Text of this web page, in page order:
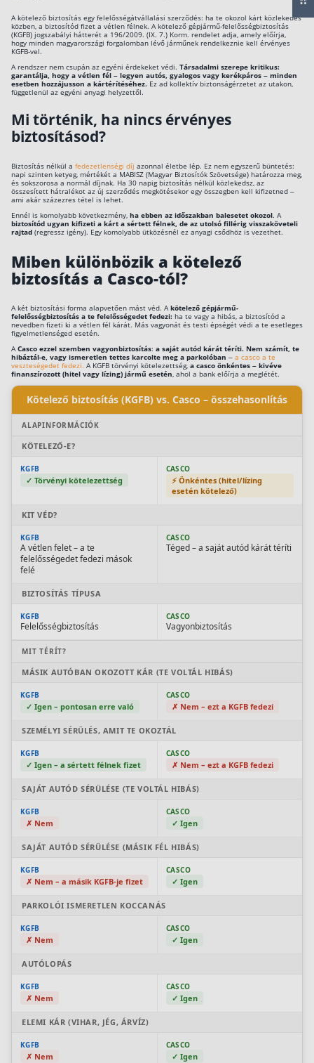
Blog
Euróalapú megtakarításos életbiztosítás
Vegyes életbiztosítás
Egészségbiztosítás
Egészségbiztosítás cégeknek
Magán egészségbiztosítás 💊
Betegbiztosítás
Egészségpénztár – Spórolj évi akár 150 ezer
Egészségbiztosítás kalkulátor
Állampapír
Legjobb befektetés
Részvény vásárlás
Befektetési alapok
TBSZ számla
Gyermek megtakarítás
Babakötvény kisokos 👶
Hitel
Babaváró hitel
Vagyonbiztosítások
Casco
Utasbiztosítás
Lakásbiztosítás útmutató – Hogyan válassz?
Lakásbiztosítás: válaszok az 50 leggyakoribb
kérdésre
Minősített Fogyasztóbarát Otthonbiztosítás
A kötelező biztosítás egy felelősségátvállalási szerződés: ha te okozol kárt közlekedés
közben, a biztosítód fizet a vétlen félnek. A kötelező gépjármű-felelősségbiztosítás
(KGFB) jogszabályi hátterét a 196/2009. (IX. 7.) Korm. rendelet adja, amely előírja,
hogy minden magyarországi forgalomban lévő járműnek rendelkeznie kell érvényes
KGFB-vel.
A rendszer nem csupán az egyéni érdekeket védi. Társadalmi szerepe kritikus:
garantálja, hogy a vétlen fél – legyen autós, gyalogos vagy kerékpáros – minden
esetben hozzájusson a kártérítéséhez. Ez ad kollektív biztonságérzetet az utakon,
függetlenül az egyéni anyagi helyzettől.
Mi történik, ha nincs érvényes
biztosításod?
Biztosítás nélkül a fedezetlenségi díj azonnal életbe lép. Ez nem egyszerű büntetés:
napi szinten ketyeg, mértékét a MABISZ (Magyar Biztosítók Szövetsége) határozza meg,
és sokszorosa a normál díjnak. Ha 30 napig biztosítás nélkül közlekedsz, az
összesített hátralékot az új szerződés megkötésekor egy összegben kell kifizetned –
ami akár százezres tétel is lehet.
Ennél is komolyabb következmény, ha ebben az időszakban balesetet okozol. A
biztosítód ugyan kifizeti a kárt a sértett félnek, de az utolsó fillérig visszaköveteli
rajtad (regressz igény). Egy komolyabb ütközésnél ez anyagi csődhöz is vezethet.
Miben különbözik a kötelező
biztosítás a Casco-tól?
A két biztosítási forma alapvetően mást véd. Akötelező gépjármű-
felelősségbiztosítás a te felelősségedet fedezi: ha te vagy a hibás, a biztosítód a
nevedben fizeti ki a vétlen fél kárát. Más vagyonát és testi épségét védi a te esetleges
figyelmetlenséged esetén.
ACasco ezzel szemben vagyonbiztosítás: a saját autód kárát téríti. Nem számít, te
hibáztál-e, vagy ismeretlen tettes karcolte meg a parkolóban – a casco a te
veszteségedet fedezi. A KGFB törvényi kötelezettség, a casco önkéntes – kivéve
finanszírozott (hitel vagy lízing) jármű esetén, ahol a bank előírja a meglétét.
Kötelező biztosítás (KGFB) vs. Casco – összehasonlítás
ALAPINFORMÁCIÓK
KÖTELEZŐ-E?
KGFB
✓ Törvényi kötelezettség
CASCO
⚡ Önkéntes (hitel/lízing
esetén kötelező)
KIT VÉD?
KGFB
A vétlen felet – a te
felelősségedet fedezi mások
felé
CASCO
Téged – a saját autód kárát téríti
BIZTOSÍTÁS TÍPUSA
KGFB
Felelősségbiztosítás
CASCO
Vagyonbiztosítás
MIT TÉRÍT?
MÁSIK AUTÓBAN OKOZOTT KÁR (TE VOLTÁL HIBÁS)
KGFB
✓ Igen – pontosan erre való
CASCO
✗ Nem – ezt a KGFB fedezi
SZEMÉLYI SÉRÜLÉS, AMIT TE OKOZTÁL
KGFB
✓ Igen – a sértett félnek fizet
CASCO
✗ Nem – ezt a KGFB fedezi
SAJÁT AUTÓD SÉRÜLÉSE (TE VOLTÁL HIBÁS)
KGFB
✗ Nem
CASCO
✓ Igen
SAJÁT AUTÓD SÉRÜLÉSE (MÁSIK FÉL HIBÁS)
KGFB
✗ Nem – a másik KGFB-je fizet
CASCO
✓ Igen
PARKOLÓI ISMERETLEN KOCCANÁS
KGFB
✗ Nem
CASCO
✓ Igen
AUTÓLOPÁS
KGFB
✗ Nem
CASCO
✓ Igen
ELEMI KÁR (VIHAR, JÉG, ÁRVÍZ)
KGFB
✗ Nem
CASCO
✓ Igen